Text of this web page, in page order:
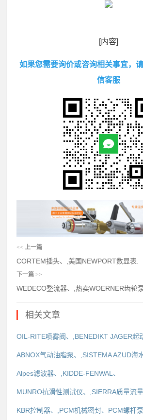
[内容]
如果您需要询价或咨询相关事宜，
信客服
<< 上一篇
CORTEM插头、,美国NEWPORT数显表.
下一篇 >>
WEDECO整流器、,热卖WOERNER齿轮
相关文章
OIL-RITE喷雾阀、,BENEDIKT JAGER起
ABNOX气动油脂泵、,SISTEMA AZUD海
Alpes滤波器、,KIDDE-FENWAL、
MUNRO抗滑性测试仪、,SIERRA质量流
KBR控制器、,PCM机械密封、PCM螺杆泵